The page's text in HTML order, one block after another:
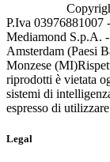
P.Iva 03976881007
Mediamond S.p.A.
Amsterdam (Paesi
Monzese (MI)
riprodotti è vietata
sistemi di
espresso di
Legal